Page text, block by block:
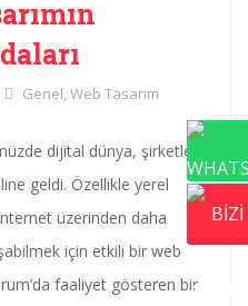
Genel,Web Tasarım
dijital dünya, şirketler
geldi. Özellikle yerel
üzerinden daha
için etkili bir web
faaliyet gösteren bir